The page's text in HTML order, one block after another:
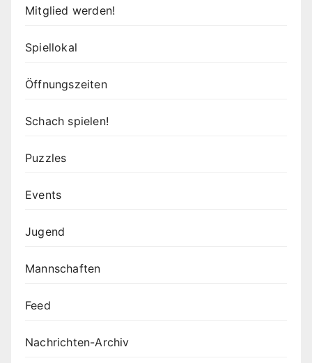
Mitglied werden!
Spiellokal
Öffnungszeiten
Schach spielen!
Puzzles
Events
Jugend
Mannschaften
Feed
Nachrichten-Archiv